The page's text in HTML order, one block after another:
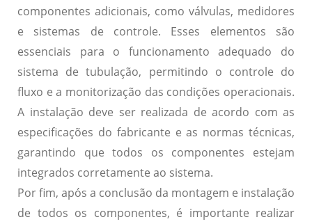
componentes adicionais, como válvulas, medidores
e sistemas de controle. Esses elementos são
essenciais para o funcionamento adequado do
sistema de tubulação, permitindo o controle do
fluxo e a monitorização das condições operacionais.
A instalação deve ser realizada de acordo com as
especificações do fabricante e as normas técnicas,
garantindo que todos os componentes estejam
integrados corretamente ao sistema.
Por fim, após a conclusão da montagem e instalação
de todos os componentes, é importante realizar